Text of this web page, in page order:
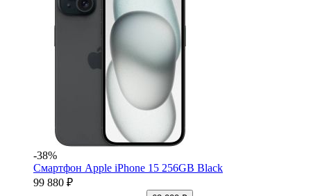
-38%
Смартфон Apple iPhone 15 256GB Black
99 880 ₽